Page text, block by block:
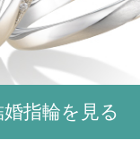
婚指輪を見る